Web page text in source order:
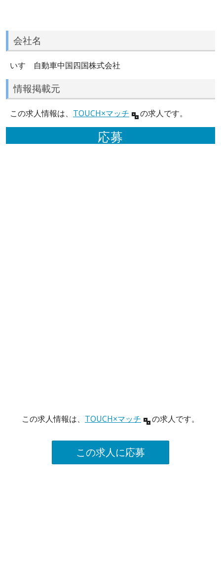
会社名
いすゞ自動車中国四国株式会社
情報掲載元
この求人情報は、 TOUCH×マッチ の求人です。
応募
この求人情報は、 TOUCH×マッチ の求人です。
この求人に応募